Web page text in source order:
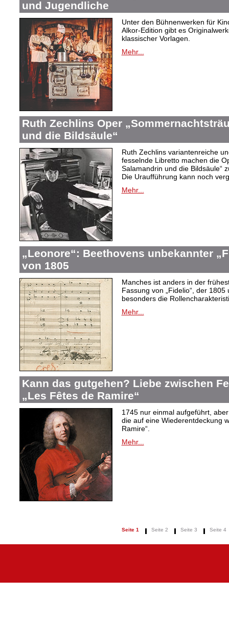
und Jugendliche
Unter den Bühnenwerken für
Alkor-Edition gibt es
klassischer Vorlagen.
Mehr...
Ruth Zechlins Oper
und die Bildsäule“
Ruth Zechlins variantenreiche
fesselnde Libretto machen die
Salamandrin und die Bildsäule“
Die Uraufführung kann noch
Mehr...
„Leonore“: Beethovens unbekannter
von 1805
Manches ist anders in der
Fassung von „Fidelio“, der 1805
besonders die
Mehr...
Kann das gutgehen? Liebe zwischen
„Les Fêtes de Ramire“
1745 nur einmal aufgeführt,
die auf eine Wiederentdeckung
Ramire“.
Mehr...
Seite 1 Seite 2 Seite 3 Seite 4